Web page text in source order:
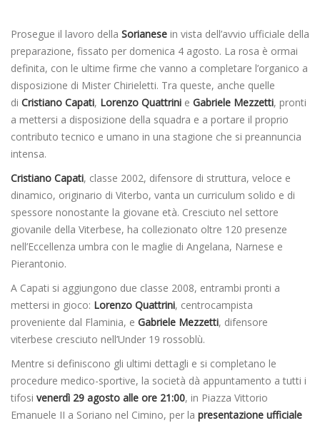
Prosegue il lavoro della Sorianese in vista dell’avvio ufficiale della
preparazione, fissato per domenica 4 agosto. La rosa è ormai
definita, con le ultime firme che vanno a completare l’organico a
disposizione di Mister Chirieletti. Tra queste, anche quelle
di Cristiano Capati, Lorenzo Quattrini e Gabriele Mezzetti, pronti
a mettersi a disposizione della squadra e a portare il proprio
contributo tecnico e umano in una stagione che si preannuncia
intensa.
Cristiano Capati, classe 2002, difensore di struttura, veloce e
dinamico, originario di Viterbo, vanta un curriculum solido e di
spessore nonostante la giovane età. Cresciuto nel settore
giovanile della Viterbese, ha collezionato oltre 120 presenze
nell’Eccellenza umbra con le maglie di Angelana, Narnese e
Pierantonio.
A Capati si aggiungono due classe 2008, entrambi pronti a
mettersi in gioco: Lorenzo Quattrini, centrocampista
proveniente dal Flaminia, e Gabriele Mezzetti, difensore
viterbese cresciuto nell’Under 19 rossoblù.
Mentre si definiscono gli ultimi dettagli e si completano le
procedure medico-sportive, la società dà appuntamento a tutti i
tifosi venerdì 29 agosto alle ore 21:00, in Piazza Vittorio
Emanuele II a Soriano nel Cimino, per la presentazione ufficiale